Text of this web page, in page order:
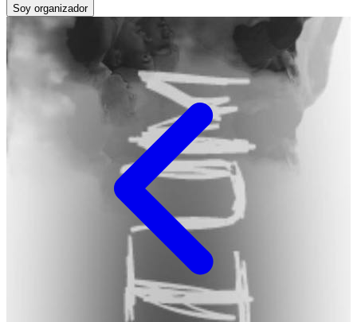
Soy organizador